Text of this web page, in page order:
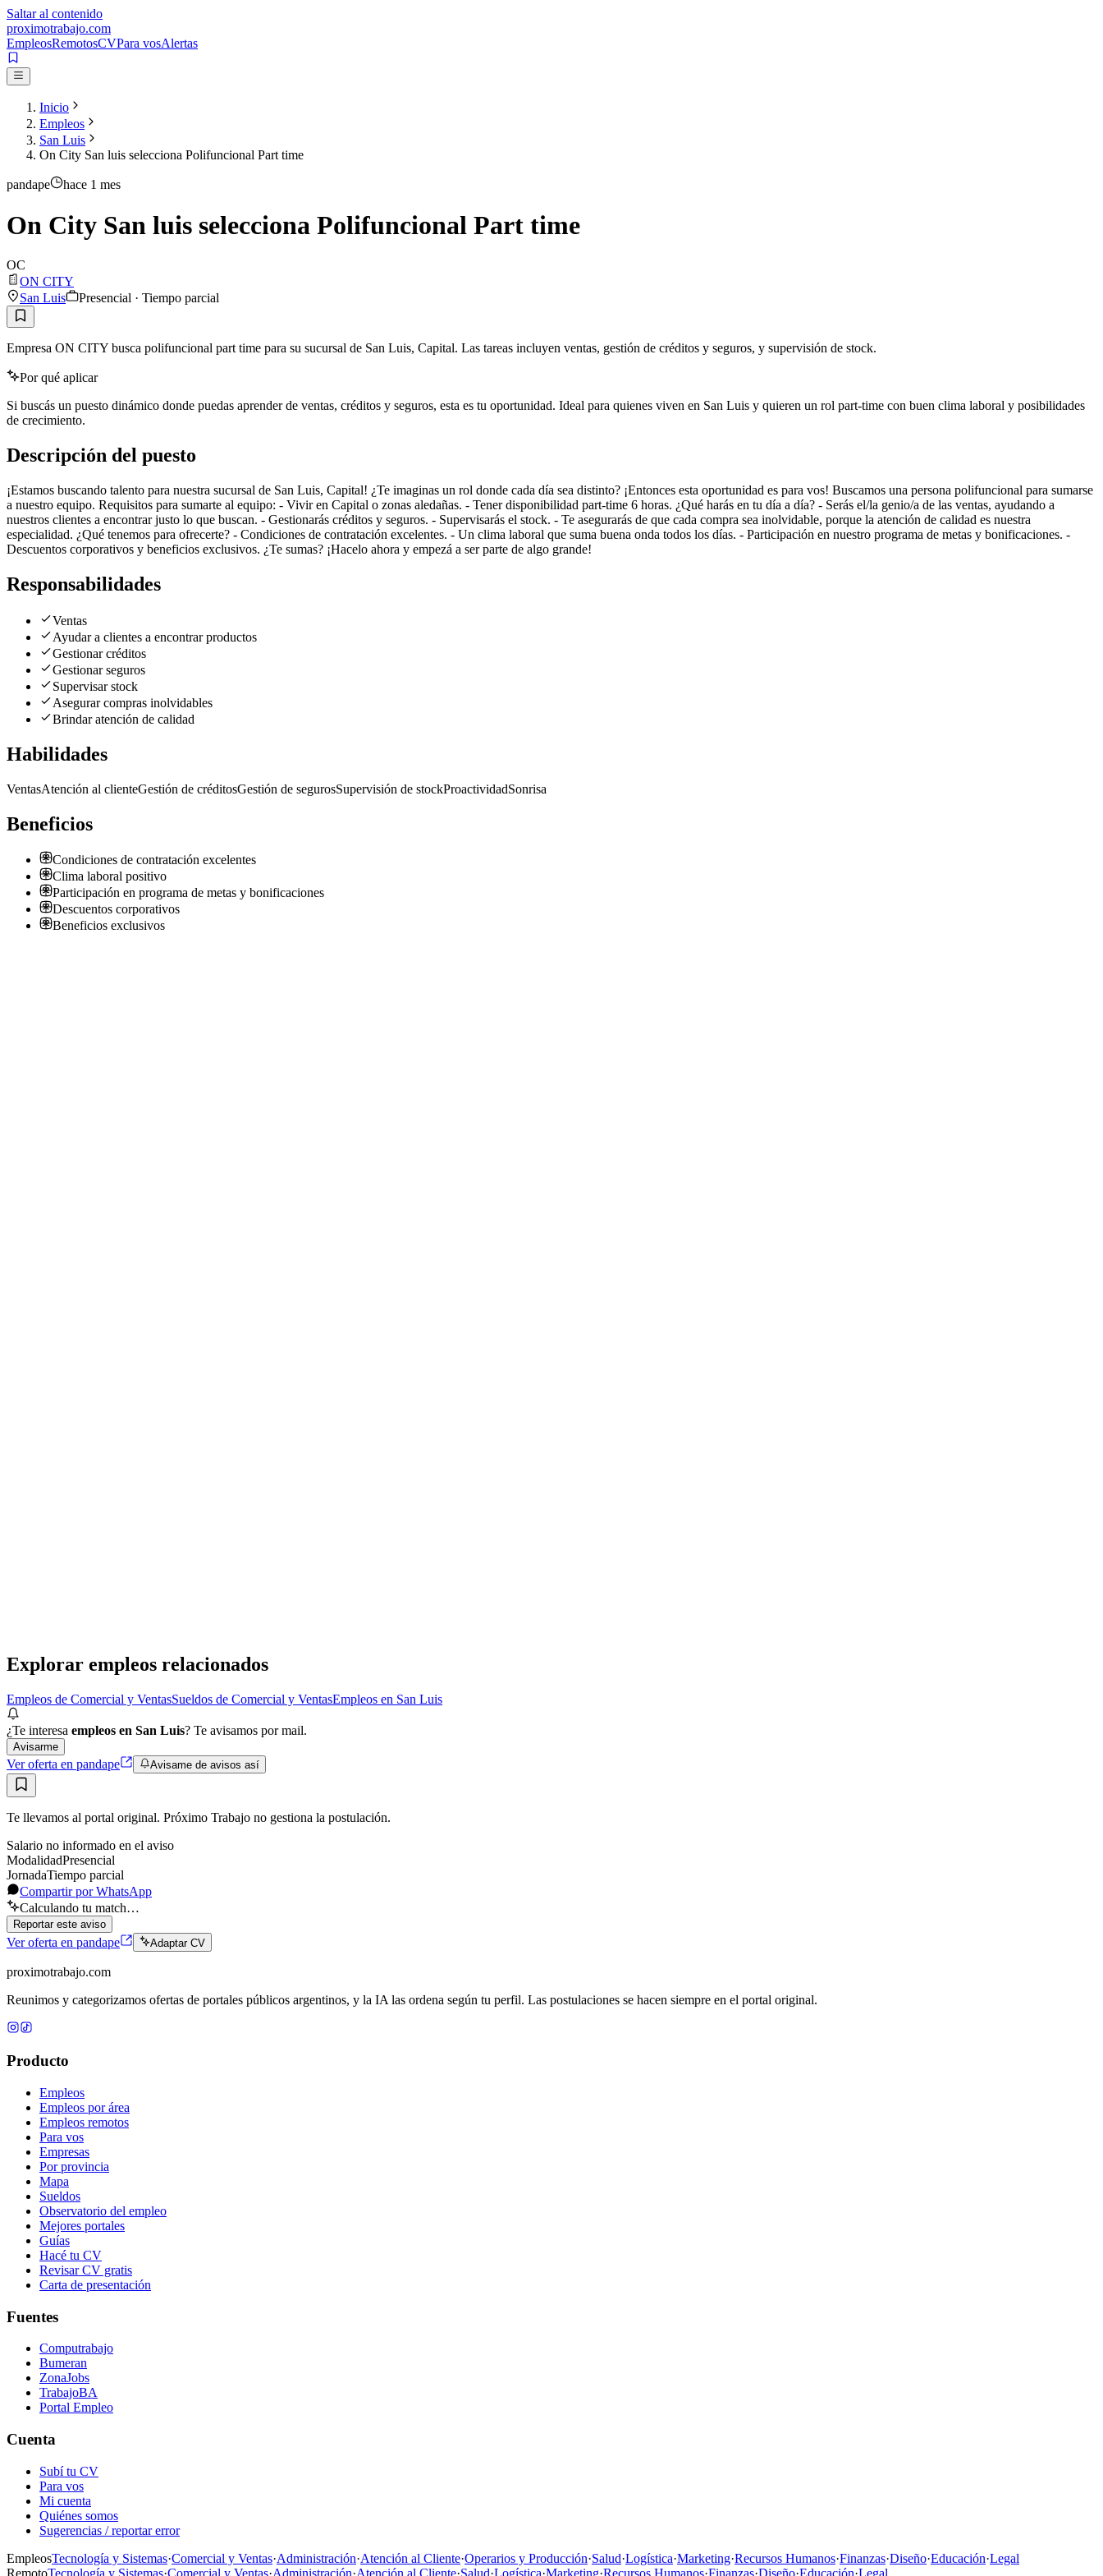
Saltar al contenido
proximotrabajo.com
EmpleosRemotosCVPara vosAlertas
Inicio
Empleos
San Luis
On City San luis selecciona Polifuncional Part time
pandape hace 1 mes
On City San luis selecciona Polifuncional Part time
OC
ON CITY
San Luis
Presencial · Tiempo parcial
Empresa ON CITY busca polifuncional part time para su sucursal de San Luis, Capital. Las tareas incluyen ventas, gestión de créditos y seguros, y supervisión de stock.
Por qué aplicar
Si buscás un puesto dinámico donde puedas aprender de ventas, créditos y seguros, esta es tu oportunidad. Ideal para quienes viven en San Luis y quieren un rol part-time con buen clima laboral y posibilidades
de crecimiento.
Descripción del puesto
¡Estamos buscando talento para nuestra sucursal de San Luis, Capital! ¿Te imaginas un rol donde cada día sea distinto? ¡Entonces esta oportunidad es para vos! Buscamos una persona polifuncional para sumarse
a nuestro equipo. Requisitos para sumarte al equipo: - Vivir en Capital o zonas aledañas. - Tener disponibilidad part-time 6 horas. ¿Qué harás en tu día a día? - Serás el/la genio/a de las ventas, ayudando a
nuestros clientes a encontrar justo lo que buscan. - Gestionarás créditos y seguros. - Supervisarás el stock. - Te asegurarás de que cada compra sea inolvidable, porque la atención de calidad es nuestra
especialidad. ¿Qué tenemos para ofrecerte? - Condiciones de contratación excelentes. - Un clima laboral que suma buena onda todos los días. - Participación en nuestro programa de metas y bonificaciones. -
Descuentos corporativos y beneficios exclusivos. ¿Te sumas? ¡Hacelo ahora y empezá a ser parte de algo grande!
Responsabilidades
Ventas
Ayudar a clientes a encontrar productos
Gestionar créditos
Gestionar seguros
Supervisar stock
Asegurar compras inolvidables
Brindar atención de calidad
Habilidades
VentasAtención al clienteGestión de créditosGestión de segurosSupervisión de stockProactividadSonrisa
Beneficios
Condiciones de contratación excelentes
Clima laboral positivo
Participación en programa de metas y bonificaciones
Descuentos corporativos
Beneficios exclusivos
Explorar empleos relacionados
Empleos de Comercial y VentasSueldos de Comercial y VentasEmpleos en San Luis
¿Te interesa empleos en San Luis? Te avisamos por mail.
Avisarme
Ver oferta en pandape Avisame de avisos así
Te llevamos al portal original. Próximo Trabajo no gestiona la postulación.
Salario no informado en el aviso
ModalidadPresencial
JornadaTiempo parcial
Compartir por WhatsApp
Calculando tu match…
Reportar este aviso
Ver oferta en pandape Adaptar CV
proximotrabajo.com
Reunimos y categorizamos ofertas de portales públicos argentinos, y la IA las ordena según tu perfil. Las postulaciones se hacen siempre en el portal original.
Producto
Empleos
Empleos por área
Empleos remotos
Para vos
Empresas
Por provincia
Mapa
Sueldos
Observatorio del empleo
Mejores portales
Guías
Hacé tu CV
Revisar CV gratis
Carta de presentación
Fuentes
Computrabajo
Bumeran
ZonaJobs
TrabajoBA
Portal Empleo
Cuenta
Subí tu CV
Para vos
Mi cuenta
Quiénes somos
Sugerencias / reportar error
EmpleosTecnología y Sistemas·Comercial y Ventas·Administración·Atención al Cliente·Operarios y Producción·Salud·Logística·Marketing·Recursos Humanos·Finanzas·Diseño·Educación·Legal
RemotoTecnología y Sistemas·Comercial y Ventas·Administración·Atención al Cliente·Salud·Logística·Marketing·Recursos Humanos·Finanzas·Diseño·Educación·Legal